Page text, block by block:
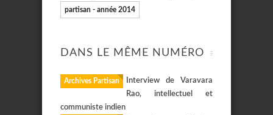
partisan - année 2014
DANS LE MÊME NUMÉRO
Archives Partisan
Interview de Varavara
Rao, intellectuel et
communiste indien